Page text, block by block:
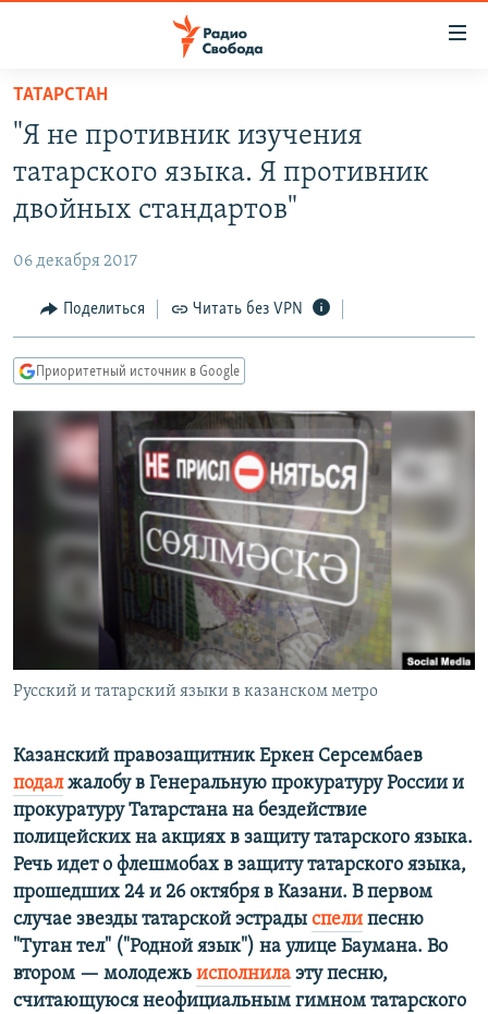
упрощенного
доступа
основному
Вернутся
Вернутся
поиску
ПРОГРАММЫ
ПОДКАСТЫ
АВТОРСКИЕ ПРОЕКТЫ
МНЕНИЯ
КУЛЬТУРА
КАВКАЗ.РЕАЛИИ
СЕВЕР.РЕАЛИИ
СИБИРЬ.РЕАЛИИ
РАСПИСАНИЕ ВЕЩАНИЯ
ПОДПИШИТЕСЬ НА РАССЫЛКУ
СОЦИАЛЬНЫЕ СЕТИ
Все сайты РСЕ/РС
ТАТАРСТАН
"Я не противник изучения
татарского языка. Я противник
двойных стандартов"
06 декабря 2017
Поделиться Читать без VPN
Приоритетный источник в Google
Русский и татарский языки в казанском метро
Казанский правозащитник Еркен Серсембаев
подалжалобу в Генеральную прокуратуру России и
прокуратуру Татарстана на бездействие
полицейских на акциях в защиту татарского языка.
Речь идет о флешмобах в защиту татарского языка,
прошедших 24 и 26 октября в Казани. В первом
случае звезды татарской эстрады спели песню
"Туган тел" ("Родной язык") на улице Баумана. Во
втором — молодежь исполнила эту песню,
считающуюся неофициальным гимном татарского